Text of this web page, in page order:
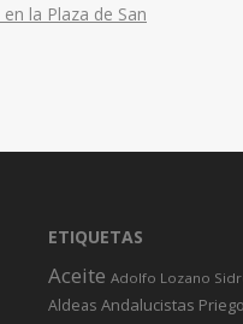
la Plaza de San
ETIQUETAS
Aceite Adolfo Lozano
Aldeas Andalucistas Priego